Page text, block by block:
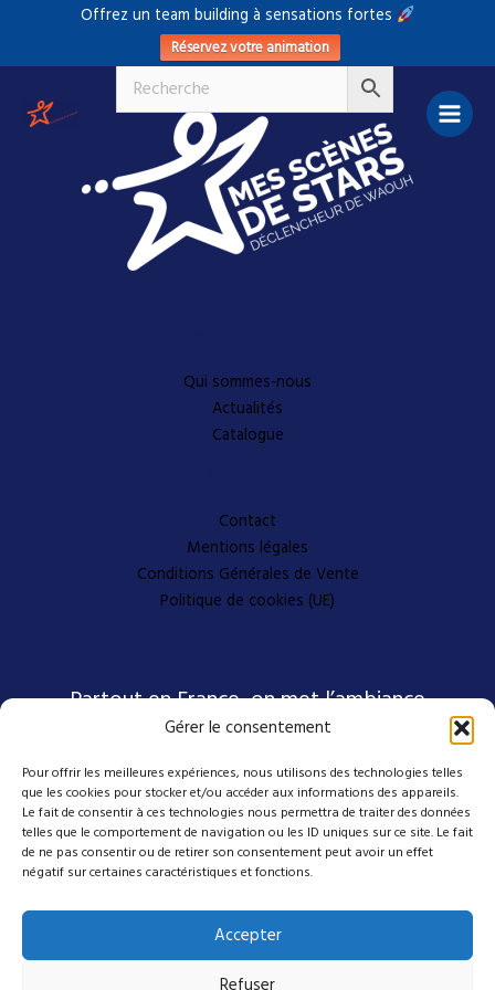
Offrez un team building à sensations fortes
Réservez votre animation
Gérer le consentement
Pour offrir les meilleures expériences, nous utilisons des technologies telles
que les cookies pour stocker et/ou accéder aux informations des appareils.
Le fait de consentir à ces technologies nous permettra de traiter des données
telles que le comportement de navigation ou les ID uniques sur ce site. Le fait
de ne pas consentir ou de retirer son consentement peut avoir un effet
négatif sur certaines caractéristiques et fonctions.
Accepter
Refuser
contenu
Qui sommes-nous
Actualités
Catalogue
Contact
Mentions légales
Conditions Générales de Vente
Politique de cookies (UE)
Partout en France, on met l’ambiance
Nos coordonnées
4 avenue Emmanuel D'Alzon
30120 Le Vigan
04 27 50 17 50
contact@mes-scenes-de-stars.com